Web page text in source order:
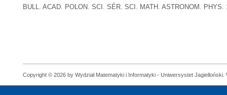
BULL. ACAD. POLON. SCI. SÉR. SCI. MATH. ASTRONOM. PHYS.
Copyright © 2026 by Wydział Matematyki i Informatyki - Uniwersystet